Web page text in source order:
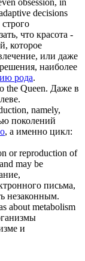
obsession, in
decisions
что красота -
которое
или даже
наиболее
рода.
the Queen. Даже в
, namely,
поколений
, а именно цикл:
orreproduction of
may be
письма,
незаконным.
about metabolism
и